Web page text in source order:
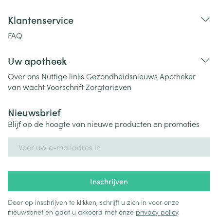
Klantenservice
FAQ
Uw apotheek
Over ons Nuttige links Gezondheidsnieuws Apotheker
van wachtVoorschriftZorgtarieven
Nieuwsbrief
Blijf op de hoogte van nieuwe producten en promoties
Inschrijven
Door op inschrijven te klikken, schrijft u zich in voor onze
nieuwsbrief en gaat u akkoord met onze privacy policy.